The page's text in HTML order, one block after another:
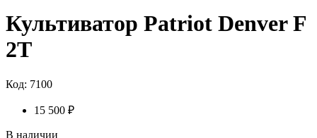
Культиватор Patriot Denver F
2Т
Код: 7100
15 500 ₽
В наличии